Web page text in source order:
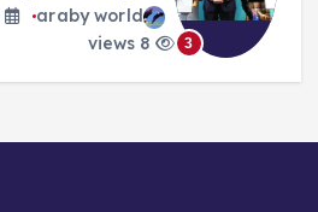
3
araby world